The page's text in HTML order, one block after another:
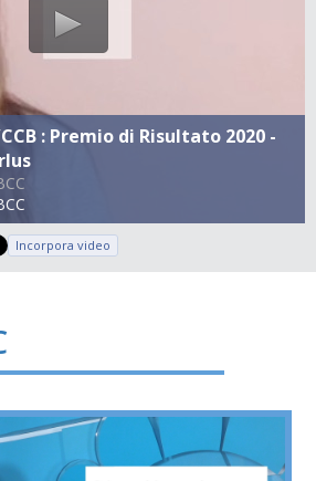
CCB : Premio di Risultato 2020 -
Incorpora video